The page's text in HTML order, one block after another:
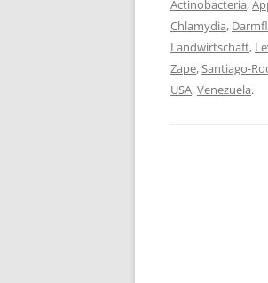
Actinobacteria,
Chlamydia,
Landwirtschaft,
Zape,Santiago-
USA,Venezuela.